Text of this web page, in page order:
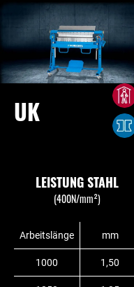
UK
LEISTUNG STAHL
(400N/mm²)
Arbeitslänge mm
1000 1,50